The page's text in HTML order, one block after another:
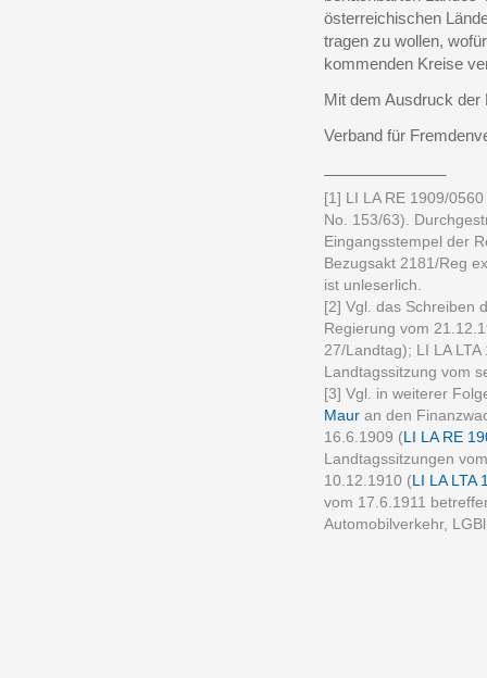
österreichischen
tragen zu wollen,
kommenden Kreise
Mit dem Ausdruck der
Verband für
[1] LI LA RE 1909/
No. 153/63).
Eingangsstempel der
Bezugsakt 2181/Reg
ist unleserlich.
[2] Vgl. das Schreiben
Regierung vom
27/Landtag); LI LA
Landtagssitzung vom
[3] Vgl. in weiterer
Maur an den
16.6.1909 (LI LA RE
Landtagssitzungen
10.12.1910 (LI LA LTA
vom 17.6.1911
Automobilverkehr,